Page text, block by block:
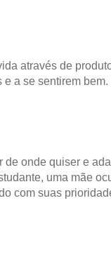
através de
a se sentirem
onde quiser e
uma mãe
com suas